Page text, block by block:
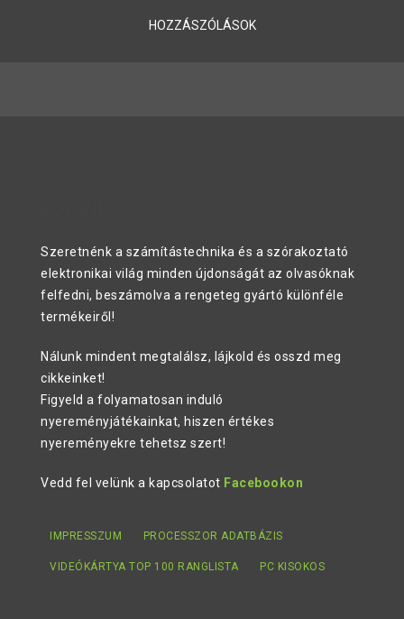
HOZZÁSZÓLÁSOK
Szeretnénk a számítástechnika és a szórakoztató
elektronikai világ minden újdonságát az olvasóknak
felfedni, beszámolva a rengeteg gyártó különféle
termékeiről!
Nálunk mindent megtalálsz, lájkold és osszd meg
cikkeinket!
Figyeld a folyamatosan induló
nyereményjátékainkat, hiszen értékes
nyereményekre tehetsz szert!
Vedd fel velünk a kapcsolatot Facebookon
IMPRESSZUM PROCESSZOR ADATBÁZIS
VIDEÓKÁRTYA TOP 100 RANGLISTA PC KISOKOS